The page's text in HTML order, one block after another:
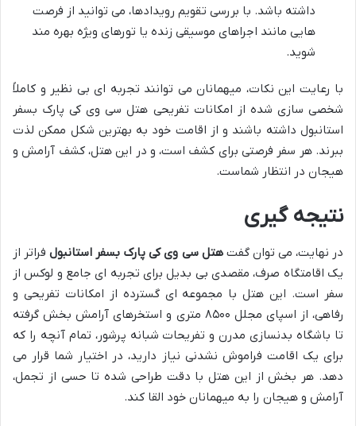
داشته باشد. با بررسی تقویم رویدادها، می توانید از فرصت
هایی مانند اجراهای موسیقی زنده یا تورهای ویژه بهره مند
شوید.
با رعایت این نکات، میهمانان می توانند تجربه ای بی نظیر و کاملاً
شخصی سازی شده از امکانات تفریحی هتل سی وی کی پارک بسفر
استانبول داشته باشند و از اقامت خود به بهترین شکل ممکن لذت
ببرند. هر سفر فرصتی برای کشف است، و در این هتل، کشف آرامش و
هیجان در انتظار شماست.
نتیجه گیری
در نهایت، می توان گفتهتل سی وی کی پارک بسفر استانبولفراتر از
یک اقامتگاه صرف، مقصدی بی بدیل برای تجربه ای جامع و لوکس از
سفر است. این هتل با مجموعه ای گسترده از امکانات تفریحی و
رفاهی، از اسپای مجلل ۸۵۰۰ متری و استخرهای آرامش بخش گرفته
تا باشگاه بدنسازی مدرن و تفریحات شبانه پرشور، تمام آنچه را که
برای یک اقامت فراموش نشدنی نیاز دارید، در اختیار شما قرار می
دهد. هر بخش از این هتل با دقت طراحی شده تا حسی از تجمل،
آرامش و هیجان را به میهمانان خود القا کند.